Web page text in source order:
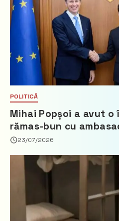
POLITICĂ
Mihai Popșoi a avut o
rămas-bun cu
Țărilor de Jos, Fred
23/07/2026